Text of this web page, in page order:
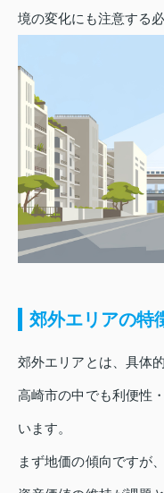
境の変化にも注意する
郊外エリアの特
郊外エリアとは、具体
高崎市の中でも利便性
います。
まず地価の傾向ですが